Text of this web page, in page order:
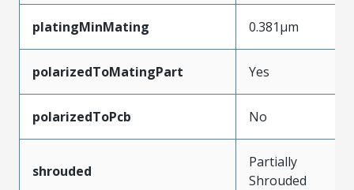
platingMinMating 0.381µm
polarizedToMatingPart Yes
polarizedToPcb No
shrouded
Partially
Shrouded